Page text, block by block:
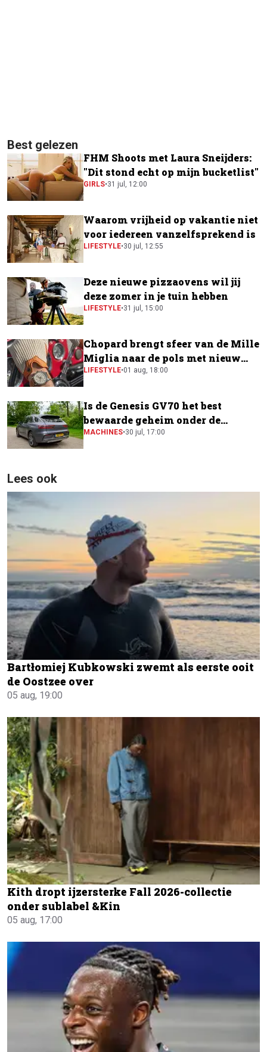
Best gelezen
FHM Shoots met Laura Sneijders:
"Dit stond echt op mijn bucketlist"
GIRLS•31 jul, 12:00
Waarom vrijheid op vakantie niet
voor iedereen vanzelfsprekend is
LIFESTYLE•30 jul, 12:55
Deze nieuwe pizzaovens wil jij
deze zomer in je tuin hebben
LIFESTYLE•31 jul, 15:00
Chopard brengt sfeer van de Mille
Miglia naar de pols met nieuw
horloge
LIFESTYLE•01 aug, 18:00
Is de Genesis GV70 het best
bewaarde geheim onder de
elektrische SUV's?
MACHINES•30 jul, 17:00
Lees ook
Bartłomiej Kubkowski zwemt als eerste ooit
de Oostzee over
05 aug, 19:00
Kith dropt ijzersterke Fall 2026-collectie
onder sublabel &Kin
05 aug, 17:00